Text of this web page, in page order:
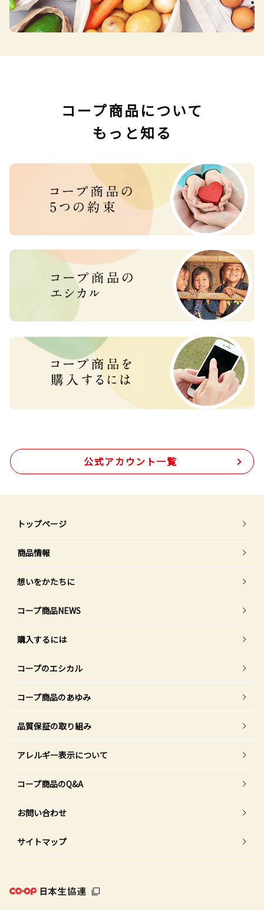
コープ商品について
もっと知る
公式アカウント一覧
トップページ
商品情報
想いをかたちに
コープ商品NEWS
購入するには
コープのエシカル
コープ商品のあゆみ
品質保証の取り組み
アレルギー表示について
コープ商品のQ&A
お問い合わせ
サイトマップ